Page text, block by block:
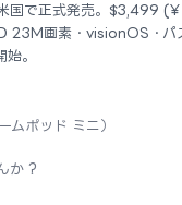
で正式発売。$3,499
23M画素・visionOS・パ
。
ムポッド ミニ）
か？